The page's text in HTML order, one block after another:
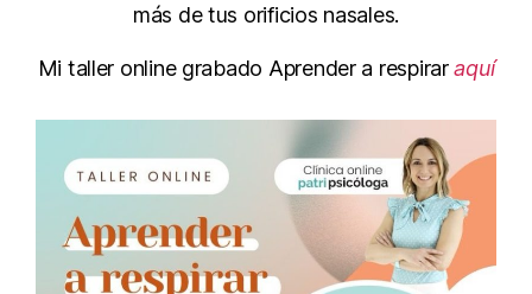
más de tus orificios nasales.
Mi taller online grabado Aprender a respiraraquí